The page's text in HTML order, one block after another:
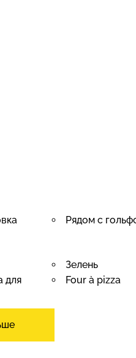
Рядом с
Зелень
для
Four à pizza